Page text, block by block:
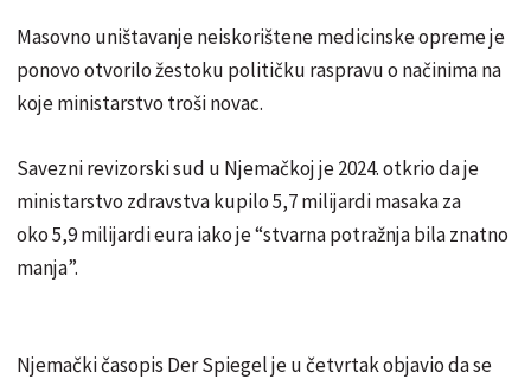
Masovno uništavanje neiskorištene medicinske opreme je
ponovo otvorilo žestoku političku raspravu o načinima na
koje ministarstvo troši novac.
Savezni revizorski sud u Njemačkoj je 2024. otkrio da je
ministarstvo zdravstva kupilo 5,7 milijardi masaka za
oko 5,9 milijardi eura iako je “stvarna potražnja bila znatno
manja”.
Njemački časopis Der Spiegel je u četvrtak objavio da se